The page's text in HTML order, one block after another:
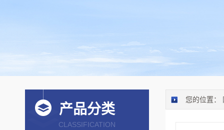
您的位置：
产品分类
CLASSIFICATION